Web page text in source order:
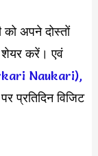
अपने दोस्तों
शेयर करें। एवं
Naukari),
पर प्रतिदिन विजिट